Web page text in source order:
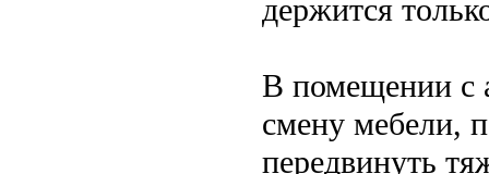
держится
В помещении с
смену мебели,
передвинуть